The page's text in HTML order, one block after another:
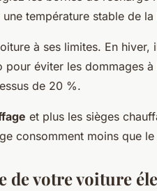
température stable de la
à ses limites. En hiver,
éviter les dommages
de 20 %.
et plus les sièges
consomment moins que
de votre voiture